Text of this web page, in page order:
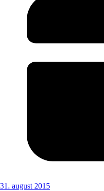
31. august 2015